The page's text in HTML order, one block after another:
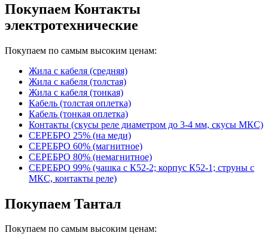
Покупаем Контакты
электротехнические
Покупаем по самым высоким ценам:
Жила с кабеля (средняя)
Жила с кабеля (толстая)
Жила с кабеля (тонкая)
Кабель (толстая оплетка)
Кабель (тонкая оплетка)
Контакты (скусы реле диаметром до 3-4 мм, скусы МКС)
СЕРЕБРО 25% (на меди)
СЕРЕБРО 60% (магнитное)
СЕРЕБРО 80% (немагнитное)
СЕРЕБРО 99% (чашка с К52-2; корпус К52-1; струны с
МКС, контакты реле)
Покупаем Тантал
Покупаем по самым высоким ценам: